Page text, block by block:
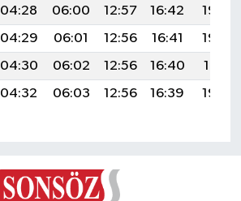
04:28 06:00 12:57 16:42
19:44
04:29 06:01 12:56 16:41
19:42
04:30 06:02 12:56 16:40
19:41
04:32 06:03 12:56 16:39 19:39